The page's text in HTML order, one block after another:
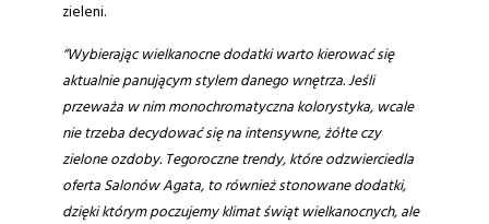
zieleni.
“Wybierając wielkanocne dodatki warto kierować się
aktualnie panującym stylem danego wnętrza. Jeśli
przeważa w nim monochromatyczna kolorystyka, wcale
nie trzeba decydować się na intensywne, żółte czy
zielone ozdoby. Tegoroczne trendy, które odzwierciedla
oferta Salonów Agata, to również stonowane dodatki,
dzięki którym poczujemy klimat świąt wielkanocnych, ale